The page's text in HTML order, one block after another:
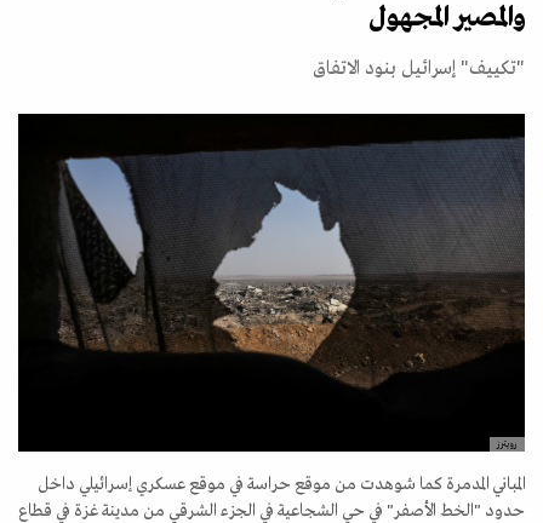
والمصير المجهول
"تكييف" إسرائيل بنود الاتفاق
رويترز
المباني المدمرة كما شوهدت من موقع حراسة في موقع عسكري إسرائيلي داخل
حدود "الخط الأصفر" في حي الشجاعية في الجزء الشرقي من مدينة غزة في قطاع